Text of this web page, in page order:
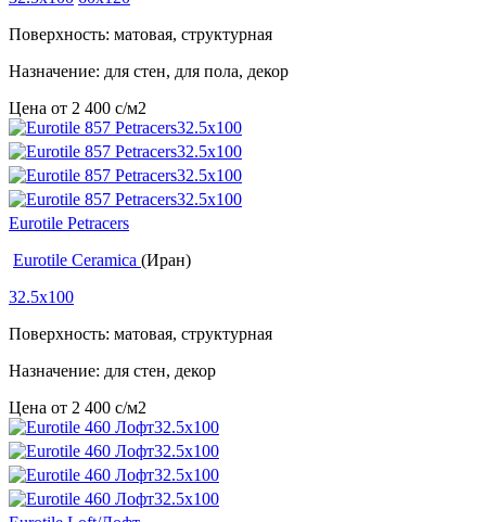
Поверхность: матовая, структурная
Назначение: для стен, для пола, декор
Цена от 2 400 c/м2
Eurotile Petracers
Eurotile Ceramica (Иран)
32.5x100
Поверхность: матовая, структурная
Назначение: для стен, декор
Цена от 2 400 c/м2